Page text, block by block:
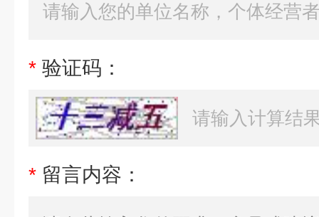
* 验证码：
* 留言内容：